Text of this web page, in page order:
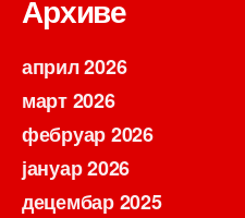
Архиве
април 2026
март 2026
фебруар 2026
јануар 2026
децембар 2025